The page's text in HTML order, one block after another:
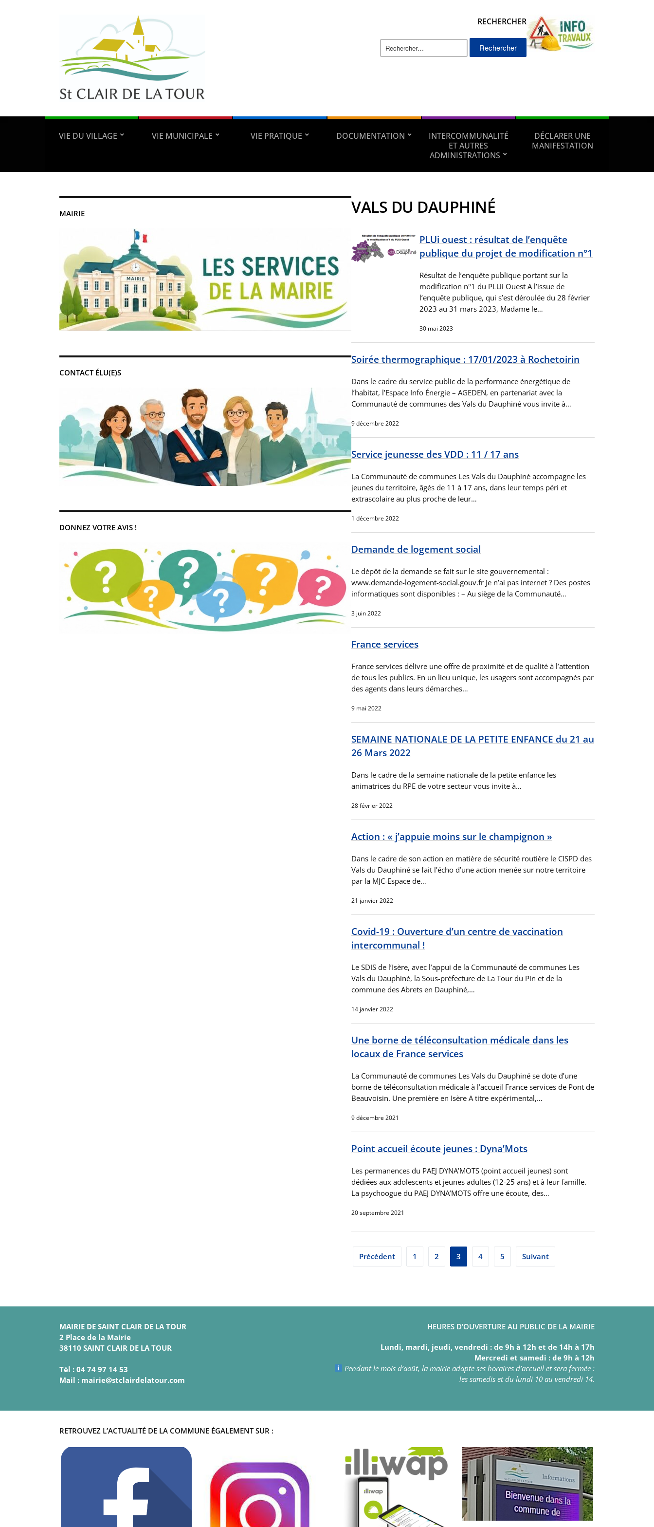
RECHERCHER
Rechercher :
VIE DU VILLAGE VIE MUNICIPALE VIE PRATIQUE DOCUMENTATION
INTERCOMMUNALITÉ
ET AUTRES
ADMINISTRATIONS
DÉCLARER UNE
MANIFESTATION
MAIRIE
CONTACT ÉLU(E)S
DONNEZ VOTRE AVIS !
VALS DU DAUPHINÉ
PLUi ouest : résultat de l’enquête
publique du projet de modification n°1
Résultat de l’enquête publique portant sur la
modification n°1 du PLUi Ouest A l’issue de
l’enquête publique, qui s’est déroulée du 28 février
2023 au 31 mars 2023, Madame le…
30 mai 2023
Soirée thermographique : 17/01/2023 à Rochetoirin
Dans le cadre du service public de la performance énergétique de
l’habitat, l’Espace Info Énergie – AGEDEN, en partenariat avec la
Communauté de communes des Vals du Dauphiné vous invite à…
9 décembre 2022
Service jeunesse des VDD : 11 / 17 ans
La Communauté de communes Les Vals du Dauphiné accompagne les
jeunes du territoire, âgés de 11 à 17 ans, dans leur temps péri et
extrascolaire au plus proche de leur…
1 décembre 2022
Demande de logement social
Le dépôt de la demande se fait sur le site gouvernemental :
www.demande-logement-social.gouv.fr Je n’ai pas internet ? Des postes
informatiques sont disponibles : – Au siège de la Communauté…
3 juin 2022
France services
France services délivre une offre de proximité et de qualité à l’attention
de tous les publics. En un lieu unique, les usagers sont accompagnés par
des agents dans leurs démarches…
9 mai 2022
SEMAINE NATIONALE DE LA PETITE ENFANCE du 21 au
26 Mars 2022
Dans le cadre de la semaine nationale de la petite enfance les
animatrices du RPE de votre secteur vous invite à…
28 février 2022
Action : « j’appuie moins sur le champignon »
Dans le cadre de son action en matière de sécurité routière le CISPD des
Vals du Dauphiné se fait l’écho d’une action menée sur notre territoire
par la MJC-Espace de…
21 janvier 2022
Covid-19 : Ouverture d’un centre de vaccination
intercommunal !
Le SDIS de l’Isère, avec l’appui de la Communauté de communes Les
Vals du Dauphiné, la Sous-préfecture de La Tour du Pin et de la
commune des Abrets en Dauphiné,…
14 janvier 2022
Une borne de téléconsultation médicale dans les
locaux de France services
La Communauté de communes Les Vals du Dauphiné se dote d’une
borne de téléconsultation médicale à l’accueil France services de Pont de
Beauvoisin. Une première en Isère A titre expérimental,…
9 décembre 2021
Point accueil écoute jeunes : Dyna’Mots
Les permanences du PAEJ DYNA’MOTS (point accueil jeunes) sont
dédiées aux adolescents et jeunes adultes (12-25 ans) et à leur famille.
La psychoogue du PAEJ DYNA’MOTS offre une écoute, des…
20 septembre 2021
Pagination
Précédent 1 2 3 4 5 Suivant
MAIRIE DE SAINT CLAIR DE LA TOUR
2 Place de la Mairie
38110 SAINT CLAIR DE LA TOUR
Tél : 04 74 97 14 53
Mail : mairie@stclairdelatour.com
HEURES D’OUVERTURE AU PUBLIC DE LA MAIRIE
Lundi, mardi, jeudi, vendredi : de 9h à 12h et de 14h à 17h
Mercredi et samedi : de 9h à 12h
Pendant le mois d’août, la mairie adapte ses horaires d’accueil et sera fermée :
les samedis et du lundi 10 au vendredi 14.
RETROUVEZ L’ACTUALITÉ DE LA COMMUNE ÉGALEMENT SUR :